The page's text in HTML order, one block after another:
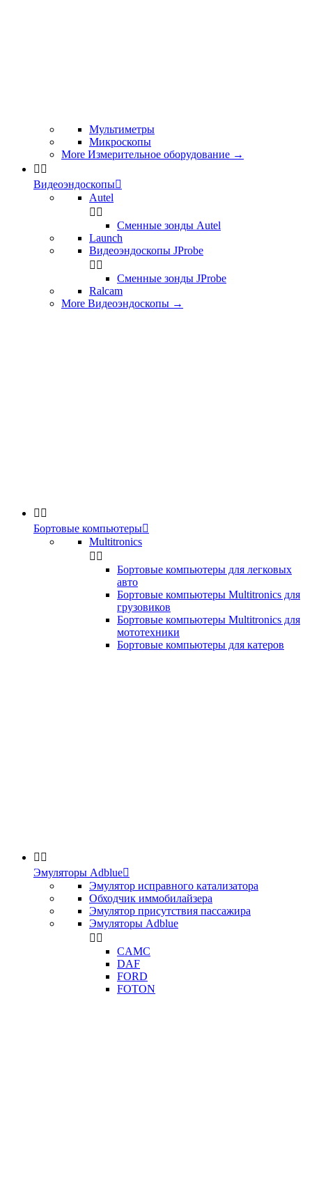
Мультиметры
Микроскопы
More Измерительное оборудование →
 
Видеоэндоскопы
Autel
 
Сменные зонды Autel
Launch
Видеоэндоскопы JProbe
 
Сменные зонды JProbe
Ralcam
More Видеоэндоскопы →
 
Бортовые компьютеры
Multitronics
 
Бортовые компьютеры для легковых
авто
Бортовые компьютеры Multitronics для
грузовиков
Бортовые компьютеры Multitronics для
мототехники
Бортовые компьютеры для катеров
 
Эмуляторы Adblue
Эмулятор исправного катализатора
Обходчик иммобилайзера
Эмулятор присутствия пассажира
Эмуляторы Adblue
 
CAMC
DAF
FORD
FOTON